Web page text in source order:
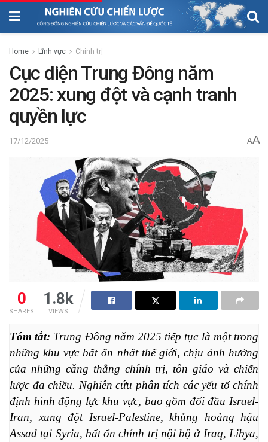
Home Lĩnh vực Chính trị
Cục diện Trung Đông năm
2025: xung đột và cạnh tranh
quyền lực
17/12/2025 AA
0
SHARES
1.8k
VIEWS
Tóm tắt: Trung Đông năm 2025 tiếp tục là một trong
những khu vực bất ổn nhất thế giới, chịu ảnh hưởng
của những căng thẳng chính trị, tôn giáo và chiến
lược đa chiều. Nghiên cứu phân tích các yếu tố chính
định hình động lực khu vực, bao gồm đối đầu Israel-
Iran, xung đột Israel-Palestine, khủng hoảng hậu
Assad tại Syria, bất ổn chính trị nội bộ ở Iraq, Libya,